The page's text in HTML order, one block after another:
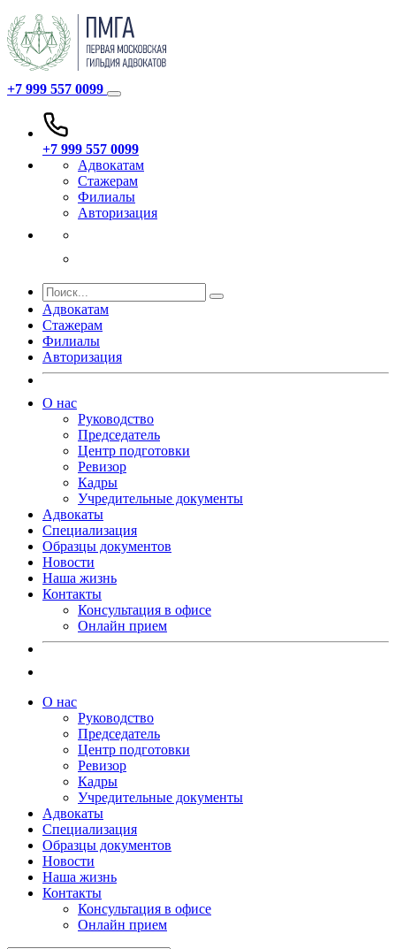
+7 999 557 0099
+7 999 557 0099
Адвокатам
Стажерам
Филиалы
Авторизация
Адвокатам
Стажерам
Филиалы
Авторизация
О нас
Руководство
Председатель
Центр подготовки
Ревизор
Кадры
Учредительные документы
Адвокаты
Специализация
Образцы документов
Новости
Наша жизнь
Контакты
Консультация в офисе
Онлайн прием
О нас
Руководство
Председатель
Центр подготовки
Ревизор
Кадры
Учредительные документы
Адвокаты
Специализация
Образцы документов
Новости
Наша жизнь
Контакты
Консультация в офисе
Онлайн прием